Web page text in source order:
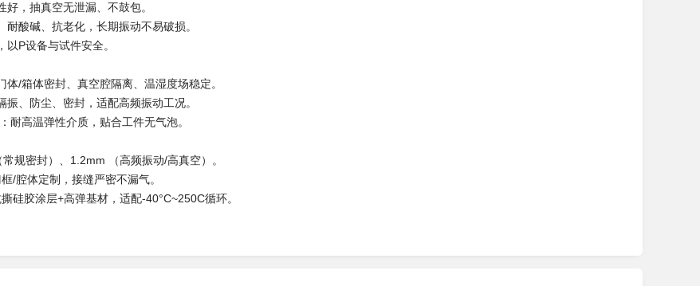
好，抽真空无泄漏、不鼓包。
耐酸碱、抗老化，长期振动不易破损。
以P设备与试件安全。
体/箱体密封、真空腔隔离、温湿度场稳定。
振、防尘、密封，适配高频振动工况。
耐高温弹性介质，贴合工件无气泡。
规密封）、1.2mm （高频振动/高真空）。
/腔体定制，接缝严密不漏气。
硅胶涂层+高弹基材，适配-40°C~250C循环。